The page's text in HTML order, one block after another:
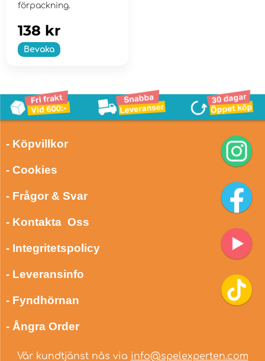
förpackning.
Bevaka
138 kr
- Köpvillkor
- Cookies
- Frågor & Svar
- Kontakta Oss
- Integritetspolicy
- Leveransinfo
- Fyndhörnan
- Ångra Order
Vår kundtjänst nås via info@spelexperten.com